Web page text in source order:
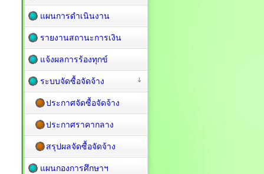
แผนการดำเนินงาน
รายงานสถานะการเงิน
แจ้งผลการร้องทุกข์
ระบบจัดซื้อจัดจ้าง
ประกาศจัดซื้อจัดจ้าง
ประกาศราคากลาง
สรุปผลจัดซื้อจัดจ้าง
แผนกองการศึกษาฯ